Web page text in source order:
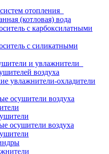
отопления
(котловая) вода
с карбоксилатными
с силикатными
и увлажнители
воздуха
увлажнители-охладители
осушители воздуха
осушители воздуха